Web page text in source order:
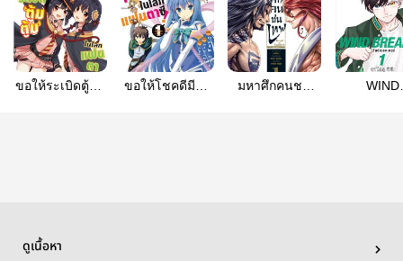
ขอให้ระเบิดตู้มตู้
ขอให้โชคดีมีชัย
มหาศึกคนชน
WIND
ดูเนื้อหา